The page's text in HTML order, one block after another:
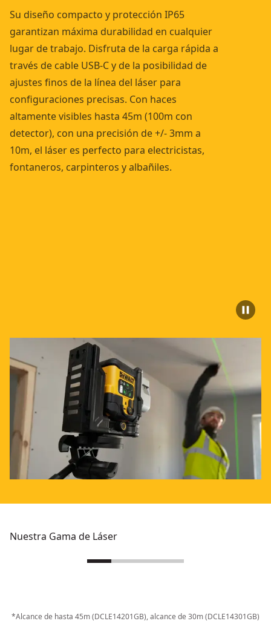
Su diseño compacto y protección IP65
garantizan máxima durabilidad en cualquier
lugar de trabajo. Disfruta de la carga rápida a
través de cable USB-C y de la posibilidad de
ajustes finos de la línea del láser para
configuraciones precisas. Con haces
altamente visibles hasta 45m (100m con
detector), con una precisión de +/- 3mm a
10m, el láser es perfecto para electricistas,
fontaneros, carpinteros y albañiles.
Nuestra Gama de Láser
*Alcance de hasta 45m (DCLE14201GB), alcance de 30m (DCLE14301GB)